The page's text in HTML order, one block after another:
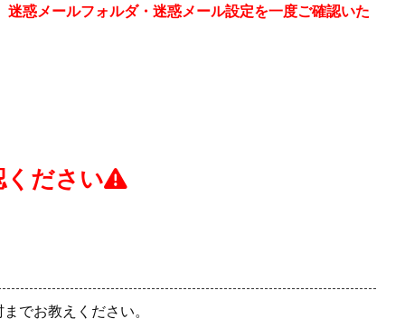
惑メールフォルダ・迷惑メール設定を一度ご確認いた
ください
でお教えください。